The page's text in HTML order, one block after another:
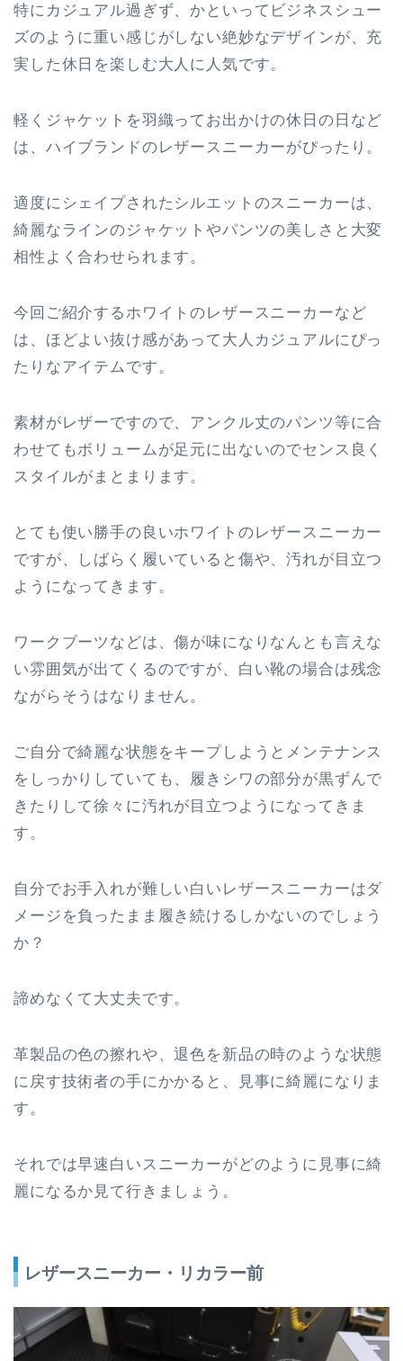
特にカジュアル過ぎず、かといってビジネスシュー
ズのように重い感じがしない絶妙なデザインが、充
実した休日を楽しむ大人に人気です。
軽くジャケットを羽織ってお出かけの休日の日など
は、ハイブランドのレザースニーカーがぴったり。
適度にシェイプされたシルエットのスニーカーは、
綺麗なラインのジャケットやパンツの美しさと大変
相性よく合わせられます。
今回ご紹介するホワイトのレザースニーカーなど
は、ほどよい抜け感があって大人カジュアルにぴっ
たりなアイテムです。
素材がレザーですので、アンクル丈のパンツ等に合
わせてもボリュームが足元に出ないのでセンス良く
スタイルがまとまります。
とても使い勝手の良いホワイトのレザースニーカー
ですが、しばらく履いていると傷や、汚れが目立つ
ようになってきます。
ワークブーツなどは、傷が味になりなんとも言えな
い雰囲気が出てくるのですが、白い靴の場合は残念
ながらそうはなりません。
ご自分で綺麗な状態をキープしようとメンテナンス
をしっかりしていても、履きシワの部分が黒ずんで
きたりして徐々に汚れが目立つようになってきま
す。
自分でお手入れが難しい白いレザースニーカーはダ
メージを負ったまま履き続けるしかないのでしょう
か？
諦めなくて大丈夫です。
革製品の色の擦れや、退色を新品の時のような状態
に戻す技術者の手にかかると、見事に綺麗になりま
す。
それでは早速白いスニーカーがどのように見事に綺
麗になるか見て行きましょう。
レザースニーカー・リカラー前